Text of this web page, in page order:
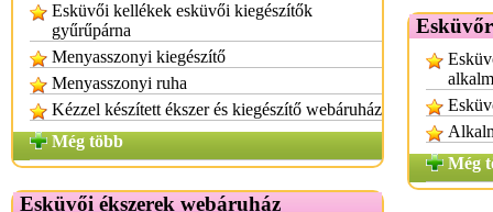
Esküvői kellékek esküvői kiegészítők
gyűrűpárna
Menyasszonyi kiegészítő
Menyasszonyi ruha
Kézzel készített ékszer és kiegészítő webáruház
Még több
Esküvői ékszerek webáruház
Még